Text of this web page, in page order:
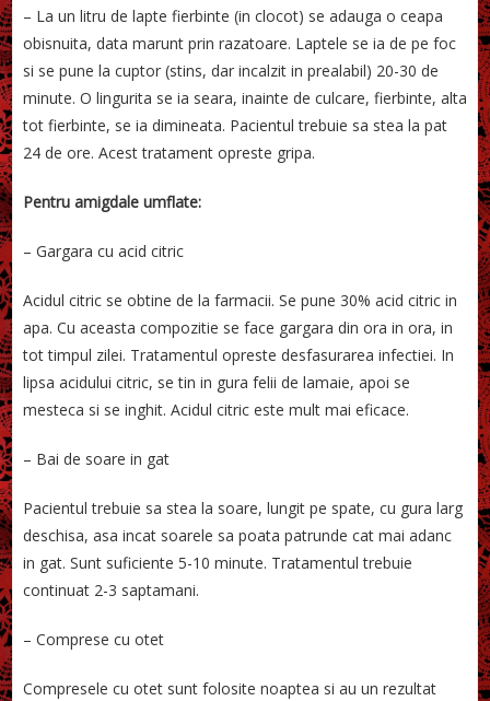
– La un litru de lapte fierbinte (in clocot) se adauga o ceapa
obisnuita, data marunt prin razatoare. Laptele se ia de pe foc
si se pune la cuptor (stins, dar incalzit in prealabil) 20-30 de
minute. O lingurita se ia seara, inainte de culcare, fierbinte, alta
tot fierbinte, se ia dimineata. Pacientul trebuie sa stea la pat
24 de ore. Acest tratament opreste gripa.
Pentru amigdale umflate:
– Gargara cu acid citric
Acidul citric se obtine de la farmacii. Se pune 30% acid citric in
apa. Cu aceasta compozitie se face gargara din ora in ora, in
tot timpul zilei. Tratamentul opreste desfasurarea infectiei. In
lipsa acidului citric, se tin in gura felii de lamaie, apoi se
mesteca si se inghit. Acidul citric este mult mai eficace.
– Bai de soare in gat
Pacientul trebuie sa stea la soare, lungit pe spate, cu gura larg
deschisa, asa incat soarele sa poata patrunde cat mai adanc
in gat. Sunt suficiente 5-10 minute. Tratamentul trebuie
continuat 2-3 saptamani.
– Comprese cu otet
Compresele cu otet sunt folosite noaptea si au un rezultat